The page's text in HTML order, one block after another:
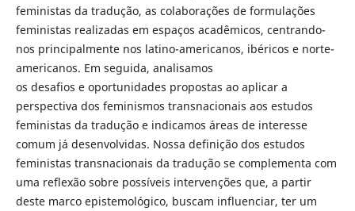
feministas da tradução, as colaborações de formulações
feministas realizadas em espaços acadêmicos, centrando-
nos principalmente nos latino-americanos, ibéricos e norte-
americanos. Em seguida, analisamos
os desafios e oportunidades propostas ao aplicar a
perspectiva dos feminismos transnacionais aos estudos
feministas da tradução e indicamos áreas de interesse
comum já desenvolvidas. Nossa definição dos estudos
feministas transnacionais da tradução se complementa com
uma reflexão sobre possíveis intervenções que, a partir
deste marco epistemológico, buscam influenciar, ter um